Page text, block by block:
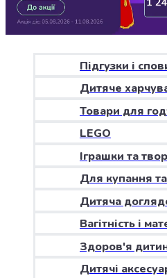
Ром
Текіла
мескаль
і
наливки
Настоянки,
бальзами,
біттери
і
азійський
алкоголь
Слабоалкогольні
напої
Сидри
Підгузки і
Дитяче
Товари для
LEGO
Іграшки та
Для купання
Дитяча
Вагітність і
Здоров'я
Дитячі